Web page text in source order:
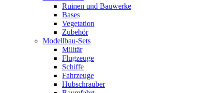
Ruinen und Bauwerke
Bases
Vegetation
Zubehör
Modellbau-Sets
Militär
Flugzeuge
Schiffe
Fahrzeuge
Hubschrauber